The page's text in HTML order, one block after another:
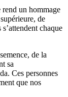
rend un hommage
de
chaque
de la
sa
Ces personnes
que nos